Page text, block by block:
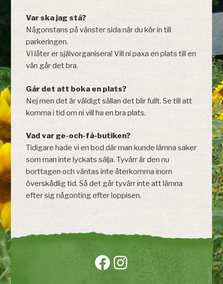
Var ska jag stå?
Någonstans på vänster sida när du kör in till
parkeringen.
Vi låter er självorganisera! Vill ni paxa en plats till en
vän går det bra.
Går det att boka en plats?
Nej men det är väldigt sällan det blir fullt. Se till att
komma i tid om ni vill ha en bra plats.
Vad var ge-och-få-butiken?
Tidigare hade vi en bod där man kunde lämna saker
som man inte lyckats sälja. Tyvärr är den nu
borttagen och väntas inte återkomma inom
överskådlig tid. Så det går tyvärr inte att lämna
efter sig någonting efter loppisen.